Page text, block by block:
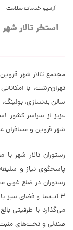
آرشیو خدمات سلامت
استخر تالار شهر
تهران-رشت، با
سالن بدنسازی،
عزیز از سراسر کشور
شهر قزوین و مسافران
رستوران تالار شهر
پاسخگوی نیاز و
رستوران در ضلع غربی
3 آب‌نما و فضای سبز
صندلی و تخت‌های